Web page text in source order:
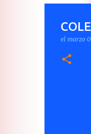
el marzo